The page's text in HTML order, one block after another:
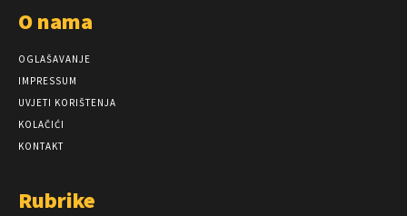
O nama
OGLAŠAVANJE
IMPRESSUM
UVJETI KORIŠTENJA
KOLAČIĆI
KONTAKT
Rubrike